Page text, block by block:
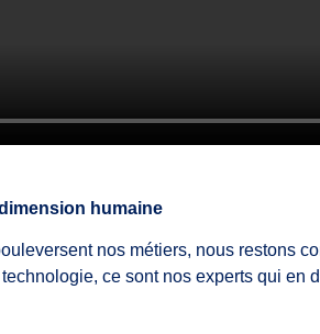
humaine
nos métiers, nous restons
ce sont nos experts qui en